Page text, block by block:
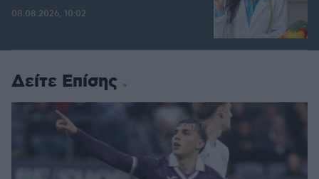
08.08.2026, 10:02
Δείτε Επίσης